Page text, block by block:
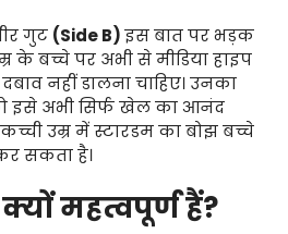
गुट (Side B)इस बात पर भड़क
के बच्चे पर अभी से मीडिया हाइप
नहीं डालना चाहिए। उनका
इसे अभी सिर्फ खेल का आनंद
उम्र में स्टारडम का बोझ बच्चे
सकता है।
महत्वपूर्ण हैं?